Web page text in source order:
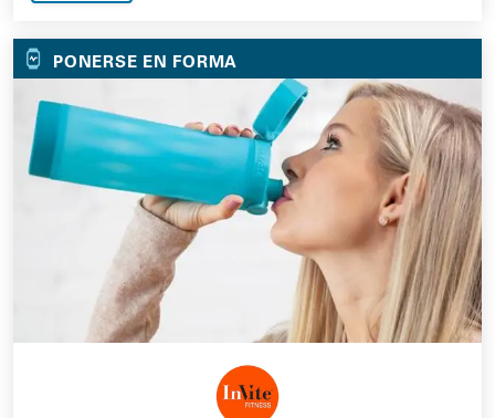
PONERSE EN FORMA